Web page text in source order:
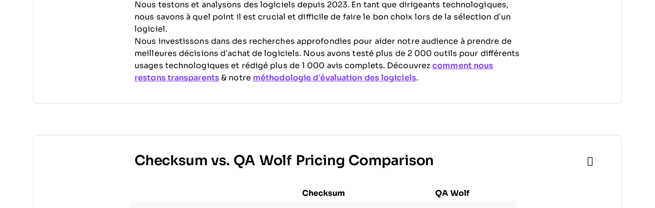
Nous testons et analysons des logiciels depuis 2023. En tant que dirigeants technologiques,
nous savons à quel point il est crucial et difficile de faire le bon choix lors de la sélection d’un
logiciel.
Nous investissons dans des recherches approfondies pour aider notre audience à prendre de
meilleures décisions d’achat de logiciels. Nous avons testé plus de 2 000 outils pour différents
usages technologiques et rédigé plus de 1 000 avis complets. Découvrezcomment nous
restons transparents & notre méthodologie d’évaluation des logiciels.
Checksum vs. QA Wolf Pricing Comparison
Checksum QA Wolf